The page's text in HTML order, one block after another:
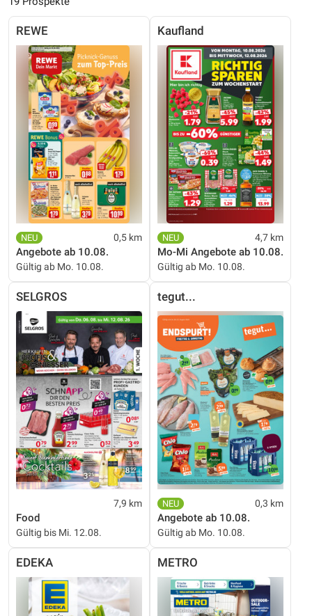
REWE
0,5 km
Angebote ab 10.08.
Gültig ab Mo. 10.08.
Kaufland
4,7 km
Mo-Mi Angebote ab 10.08.
Gültig ab Mo. 10.08.
SELGROS
7,9 km
Food
Gültig bis Mi. 12.08.
tegut...
0,3 km
Angebote ab 10.08.
Gültig ab Mo. 10.08.
EDEKA METRO